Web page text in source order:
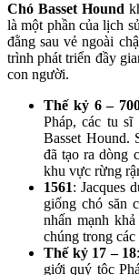
Chó Basset Hound
là một phần của lịch
đằng sau vẻ ngoài
trình phát triển đầy
con người.
Thế kỷ 6 –
Pháp, các tu
Basset Hound.
đã tạo ra dòng
khu vực rừng
1561: Jacques
giống chó săn
nhấn mạnh
chúng trong
Thế kỷ 17 – 18
giới quý tộc